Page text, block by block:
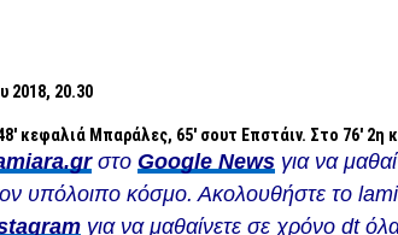
2018, 20.30
κεφαλιά Μπαράλες, 65′ σουτ Επστάιν. Στο 76′ 2η
στο Google News για να
υπόλοιπο κόσμο. Ακολουθήστε το
για να μαθαίνετε σε χρόνο dt